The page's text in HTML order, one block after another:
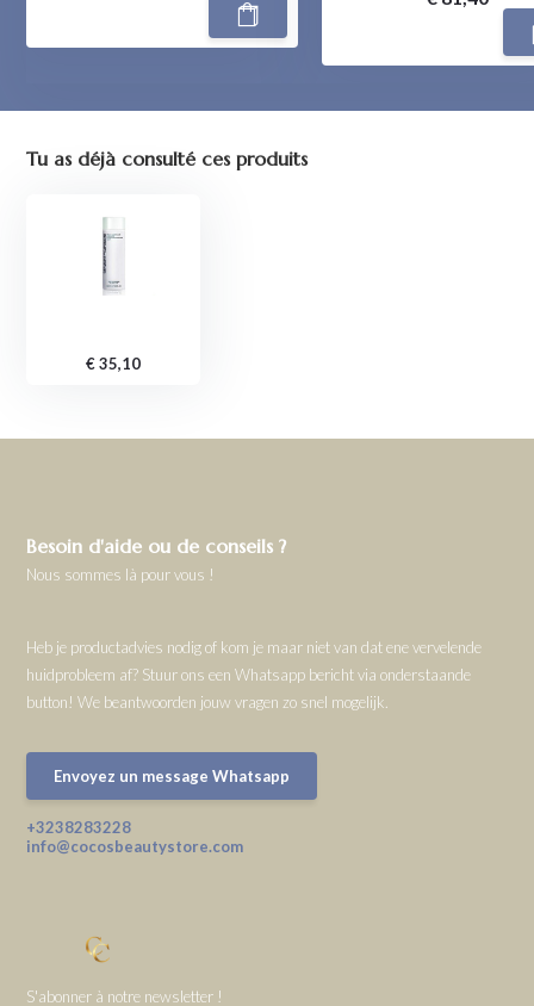
Tu as déjà consulté ces produits
€ 35,10
Besoin d'aide ou de conseils ?
Nous sommes là pour vous !
Heb je productadvies nodig of kom je maar niet van dat ene vervelende
huidprobleem af? Stuur ons een Whatsapp bericht via onderstaande
button! We beantwoorden jouw vragen zo snel mogelijk.
Envoyez un message Whatsapp
+3238283228
info@cocosbeautystore.com
S'abonner à notre newsletter !